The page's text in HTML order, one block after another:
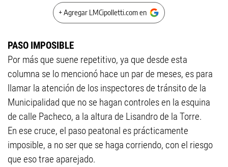
+ Agregar LMCipolletti.com en
PASO IMPOSIBLE
Por más que suene repetitivo, ya que desde esta
columna se lo mencionó hace un par de meses, es para
llamar la atención de los inspectores de tránsito de la
Municipalidad que no se hagan controles en la esquina
de calle Pacheco, a la altura de Lisandro de la Torre.
En ese cruce, el paso peatonal es prácticamente
imposible, a no ser que se haga corriendo, con el riesgo
que eso trae aparejado.